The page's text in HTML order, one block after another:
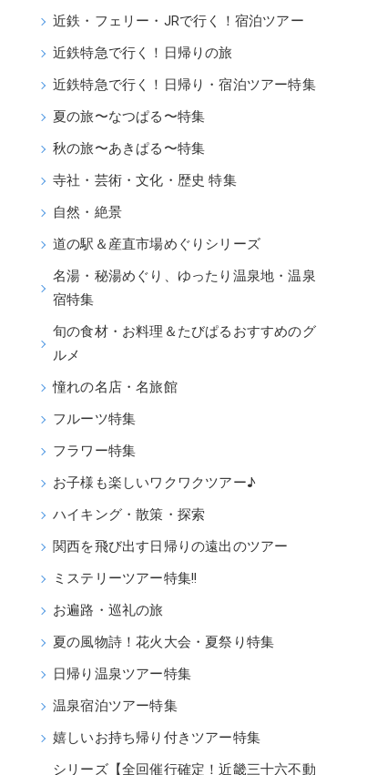
近鉄・フェリー・JRで行く！宿泊ツアー
近鉄特急で行く！日帰りの旅
近鉄特急で行く！日帰り・宿泊ツアー特集
夏の旅〜なつぱる〜特集
秋の旅〜あきぱる〜特集
寺社・芸術・文化・歴史 特集
自然・絶景
道の駅＆産直市場めぐりシリーズ
名湯・秘湯めぐり、ゆったり温泉地・温泉
宿特集
旬の食材・お料理＆たびぱるおすすめのグ
ルメ
憧れの名店・名旅館
フルーツ特集
フラワー特集
お子様も楽しいワクワクツアー♪
ハイキング・散策・探索
関西を飛び出す日帰りの遠出のツアー
ミステリーツアー特集!!
お遍路・巡礼の旅
夏の風物詩！花火大会・夏祭り特集
日帰り温泉ツアー特集
温泉宿泊ツアー特集
嬉しいお持ち帰り付きツアー特集
シリーズ【全回催行確定！近畿三十六不動